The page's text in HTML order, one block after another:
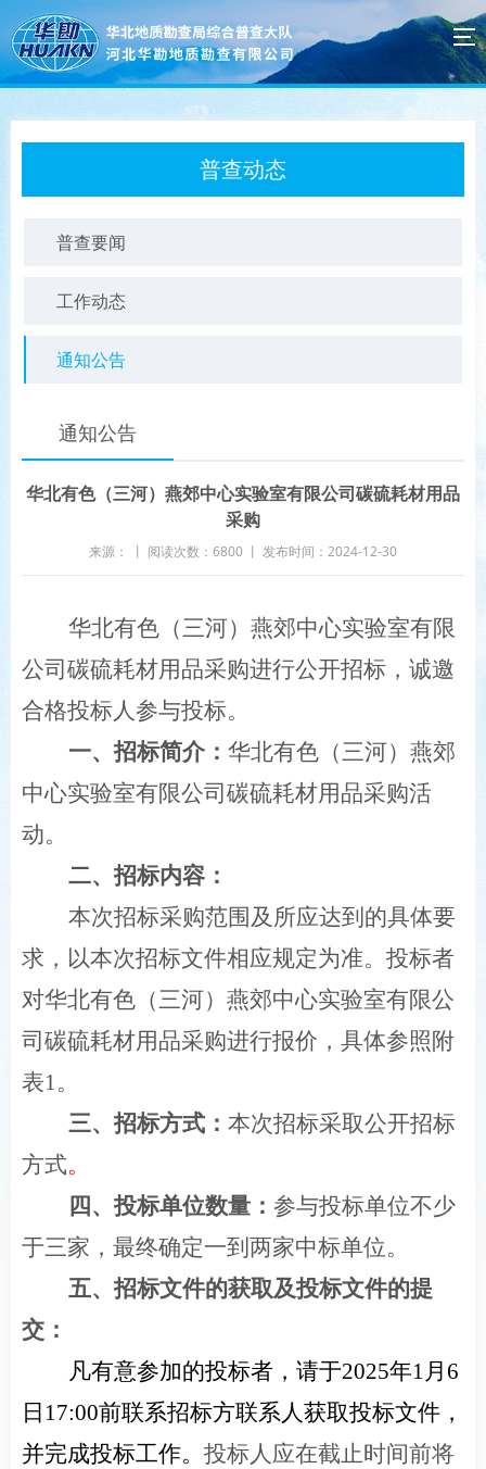
普查动态
普查要闻
工作动态
通知公告
通知公告
华北有色（三河）燕郊中心实验室有限公司碳硫耗材用品
采购
来源： 丨 阅读次数：6800 丨 发布时间：2024-12-30
华北有色（三河）燕郊中心实验室有限
公司碳硫耗材用品采购进行公开招标，诚邀
合格投标人参与投标。
一、招标简介： 华北有色（三河）燕郊
中心实验室有限公司碳硫耗材用品采购活
动。
二、招标内容：
本次招标采购范围及所应达到的具体要
求，以本次招标文件相应规定为准。投标者
对华北有色（三河）燕郊中心实验室有限公
司碳硫耗材用品采购进行报价，具体参照附
表1。
三、招标方式： 本次招标采取公开招标
方式。
四、投标单位数量： 参与投标单位不少
于三家，最终确定一到两家中标单位。
五、招标文件的获取及投标文件的提
交：
凡有意参加的投标者，请于2025年1月6
日17:00前联系招标方联系人获取投标文件，
并完成投标工作。 投标人应在截止时间前将